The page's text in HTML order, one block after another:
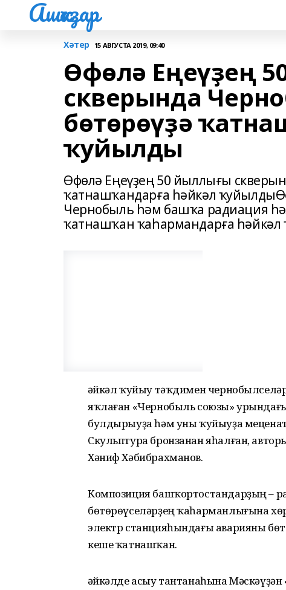
Ашҡаҙар
Хәтер 15 АВГУСТА 2019, 09:40
Өфөлә Еңеүҙең
скверында
бөтөрөүҙә
ҡуйылды
Өфөлә Еңеүҙең 50 йыллығы
ҡатнашҡандарға һәйкәл
Чернобыль һәм башҡа радиация
ҡатнашҡан ҡаһармандарға
Һәйкәл ҡуйыу тәҡдимен
яҡлаған «Чернобыль союзы»
булдырыуҙа һәм уны ҡуйыуҙа
Скульптура бронзанан яһалған,
Хәниф Хәбибрахманов.
Композиция башҡортостандарҙың –
бөтөрөүселәрҙең ҡаһарманлығына
электр станцияһындағы аварияны
кеше ҡатнашҡан.
Һәйкәлде асыу тантанаһына